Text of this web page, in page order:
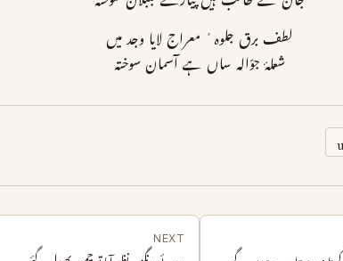
لطف برق جلوہ ٔ معراج لایا وجد میں
شعلۂ جوّالہ ساں ہے آسمان سوختہ
NEXT